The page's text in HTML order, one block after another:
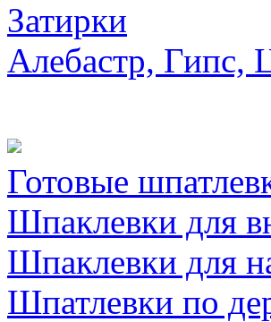
Затирки
Алебастр, Гипс,
Готовые
Шпаклевки для
Шпаклевки для
Шпатлевки по